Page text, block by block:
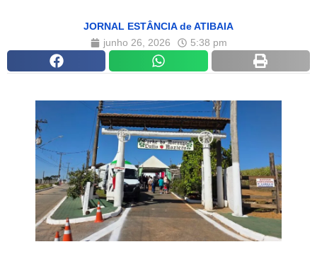
JORNAL ESTÂNCIA de ATIBAIA
junho 26, 2026
5:38 pm